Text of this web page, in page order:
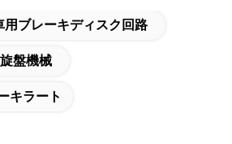
用ブレーキディスク回路
盤機械
キラート